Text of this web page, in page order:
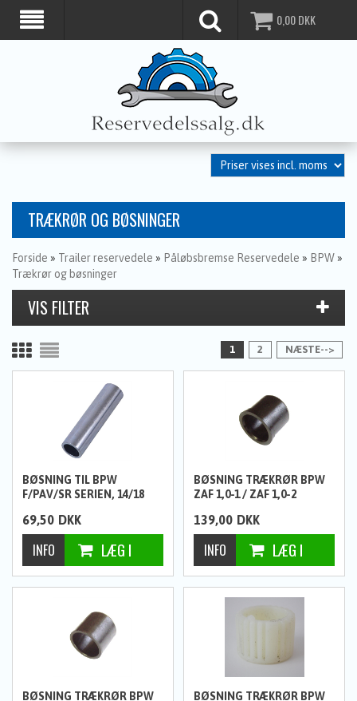
0,00DKK
TRÆKRØR OG BØSNINGER
Forside » Trailer reservedele » Påløbsbremse Reservedele » BPW »
Trækrør og bøsninger
1 2 NÆSTE-->
BØSNING TIL BPW
F/PAV/SR SERIEN, 14/18
69,50 DKK
BØSNING TRÆKRØR BPW
ZAF 1,0-1 / ZAF 1,0-2
139,00 DKK
BØSNING TRÆKRØR BPW
BØSNING TRÆKRØR BPW